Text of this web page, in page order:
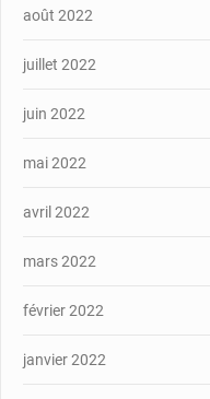
août 2022
juillet 2022
juin 2022
mai 2022
avril 2022
mars 2022
février 2022
janvier 2022